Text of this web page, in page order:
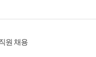
원 채용